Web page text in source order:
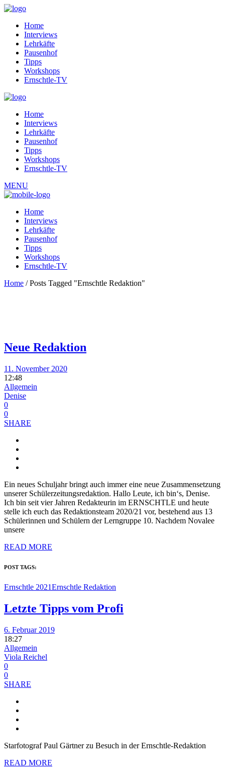
Home
Interviews
Lehrkäfte
Pausenhof
Tipps
Workshops
Ernschtle-TV
Home
Interviews
Lehrkäfte
Pausenhof
Tipps
Workshops
Ernschtle-TV
MENU
Home
Interviews
Lehrkäfte
Pausenhof
Tipps
Workshops
Ernschtle-TV
Home /Posts Tagged "Ernschtle Redaktion"
Neue Redaktion
11. November 2020
12:48
Allgemein
Denise
0
0
SHARE
Ein neues Schuljahr bringt auch immer eine neue Zusammensetzung
unserer Schülerzeitungsredaktion. Hallo Leute, ich bin‘s, Denise.
Ich bin seit vier Jahren Redakteurin im ERNSCHTLE und heute
stelle ich euch das Redaktionsteam 2020/21 vor, bestehend aus 13
Schülerinnen und Schülern der Lerngruppe 10. Nachdem Novalee
unsere
READ MORE
POST TAGS:
Ernschtle 2021Ernschtle Redaktion
Letzte Tipps vom Profi
6. Februar 2019
18:27
Allgemein
Viola Reichel
0
0
SHARE
Starfotograf Paul Gärtner zu Besuch in der Ernschtle-Redaktion
READ MORE